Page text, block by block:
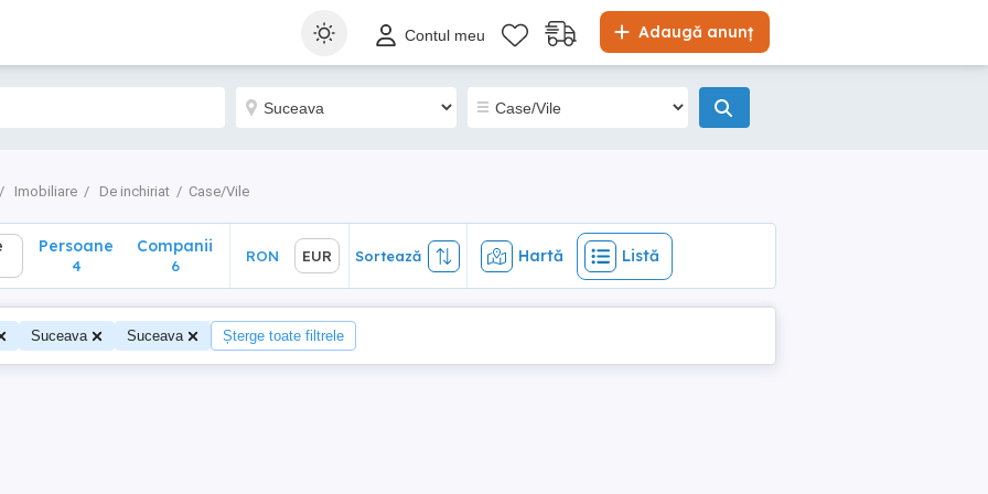
Adaugă anunț
Contul meu
Imobiliare De inchiriat Case/Vile
EUR Sortează Hartă Listă
Persoane
4
Companii
6
RON EUR Sortează Hartă Listă
Suceava Suceava Șterge toate filtrele